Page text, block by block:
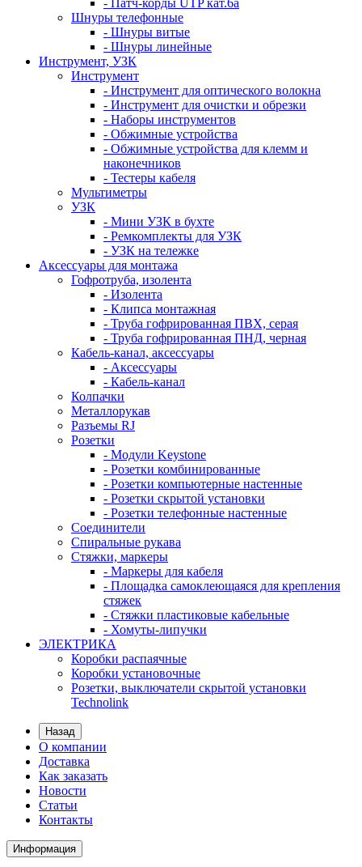
- Патч-корды UTP кат.6а
Шнуры телефонные
- Шнуры витые
- Шнуры линейные
Инструмент, УЗК
Инструмент
- Инструмент для оптического волокна
- Инструмент для очистки и обрезки
- Наборы инструментов
- Обжимные устройства
- Обжимные устройства для клемм и
наконечников
- Тестеры кабеля
Мультиметры
УЗК
- Мини УЗК в бухте
- Ремкомплекты для УЗК
- УЗК на тележке
Аксессуары для монтажа
Гофротруба, изолента
- Изолента
- Клипса монтажная
- Труба гофрированная ПВХ, серая
- Труба гофрированная ПНД, черная
Кабель-канал, аксессуары
- Аксессуары
- Кабель-канал
Колпачки
Металлорукав
Разъемы RJ
Розетки
- Модули Keystone
- Розетки комбинированные
- Розетки компьютерные настенные
- Розетки скрытой установки
- Розетки телефонные настенные
Соединители
Спиральные рукава
Стяжки, маркеры
- Маркеры для кабеля
- Площадка самоклеющаяся для крепления
стяжек
- Стяжки пластиковые кабельные
- Хомуты-липучки
ЭЛЕКТРИКА
Коробки распаячные
Коробки установочные
Розетки, выключатели скрытой установки
Technolink
Назад
О компании
Доставка
Как заказать
Новости
Статьи
Контакты
Информация